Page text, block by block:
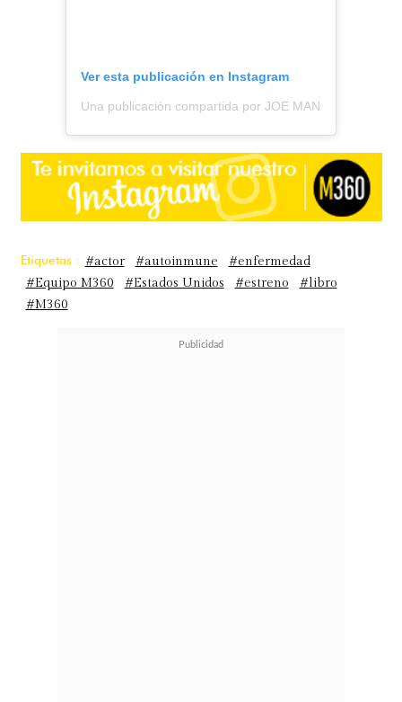
Ver esta publicación en Instagram
Una publicación compartida por JOE MANGANIELLO
Etiquetas : #actor #autoinmune
#enfermedad
#Equipo M360
#Estados Unidos #estreno
#libro
#M360